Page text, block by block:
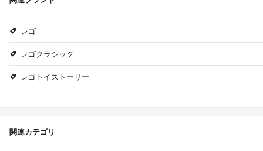
レゴ
レゴクラシック
レゴトイストーリー
関連カテゴリ